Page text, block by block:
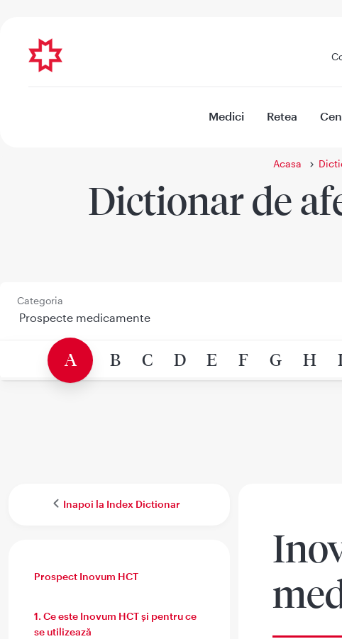
Medici Retea
Acasa
Dictionar de
Categoria
A B C D E F G H
Inapoi la Index Dictionar
Prospect Inovum HCT
1. Ce este Inovum HCT şi pentru ce
se utilizează